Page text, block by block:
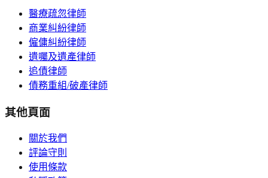
醫療疏忽律師
商業糾紛律師
僱傭糾紛律師
遺囑及遺產律師
追債律師
債務重組/破產律師
其他頁面
關於我們
評論守則
使用條款